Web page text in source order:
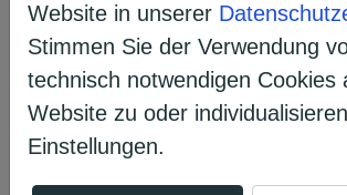
Website in unserer
Stimmen Sie der Verwendung
technisch notwendigen Cookies
Website zu oder
Einstellungen.
Erzählen Sie es Ihren
𝕏